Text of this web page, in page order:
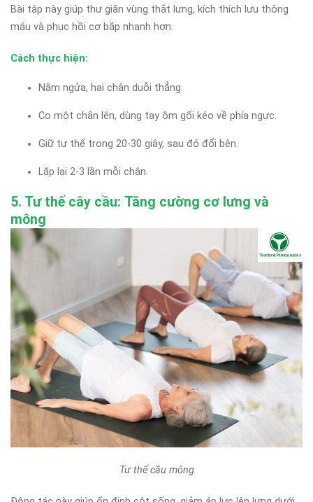
Bài tập này giúp thư giãn vùng thắt lưng, kích thích lưu thông
máu và phục hồi cơ bắp nhanh hơn.
Cách thực hiện:
Nằm ngửa, hai chân duỗi thẳng.
Co một chân lên, dùng tay ôm gối kéo về phía ngực.
Giữ tư thế trong 20-30 giây, sau đó đổi bên.
Lặp lại 2-3 lần mỗi chân.
5. Tư thế cây cầu: Tăng cường cơ lưng và
mông
Tư thế cầu mông